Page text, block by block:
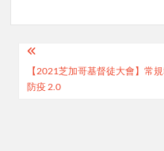
Post
navigation
【2021芝加哥基督徒大會】常
防疫 2.0